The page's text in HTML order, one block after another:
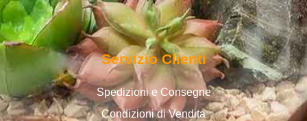
Servizio Clienti
Spedizioni e Consegne
Condizioni di Vendita